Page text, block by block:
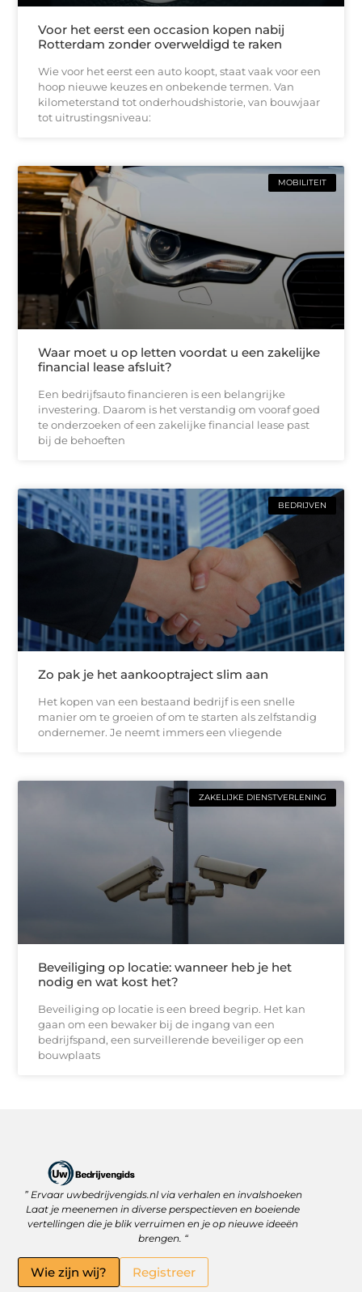
Voor het eerst een occasion kopen nabij
Rotterdam zonder overweldigd te raken
Wie voor het eerst een auto koopt, staat vaak voor een
hoop nieuwe keuzes en onbekende termen. Van
kilometerstand tot onderhoudshistorie, van bouwjaar
tot uitrustingsniveau:
MOBILITEIT
Waar moet u op letten voordat u een zakelijke
financial lease afsluit?
Een bedrijfsauto financieren is een belangrijke
investering. Daarom is het verstandig om vooraf goed
te onderzoeken of een zakelijke financial lease past
bij de behoeften
BEDRIJVEN
Zo pak je het aankooptraject slim aan
Het kopen van een bestaand bedrijf is een snelle
manier om te groeien of om te starten als zelfstandig
ondernemer. Je neemt immers een vliegende
ZAKELIJKE DIENSTVERLENING
Beveiliging op locatie: wanneer heb je het
nodig en wat kost het?
Beveiliging op locatie is een breed begrip. Het kan
gaan om een bewaker bij de ingang van een
bedrijfspand, een surveillerende beveiliger op een
bouwplaats
” Ervaar uwbedrijvengids.nl via verhalen en invalshoeken
Laat je meenemen in diverse perspectieven en boeiende
vertellingen die je blik verruimen en je op nieuwe ideeën
brengen. “
Wie zijn wij? Registreer